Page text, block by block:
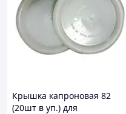
Крышка капроновая 82
(20шт в уп.) для